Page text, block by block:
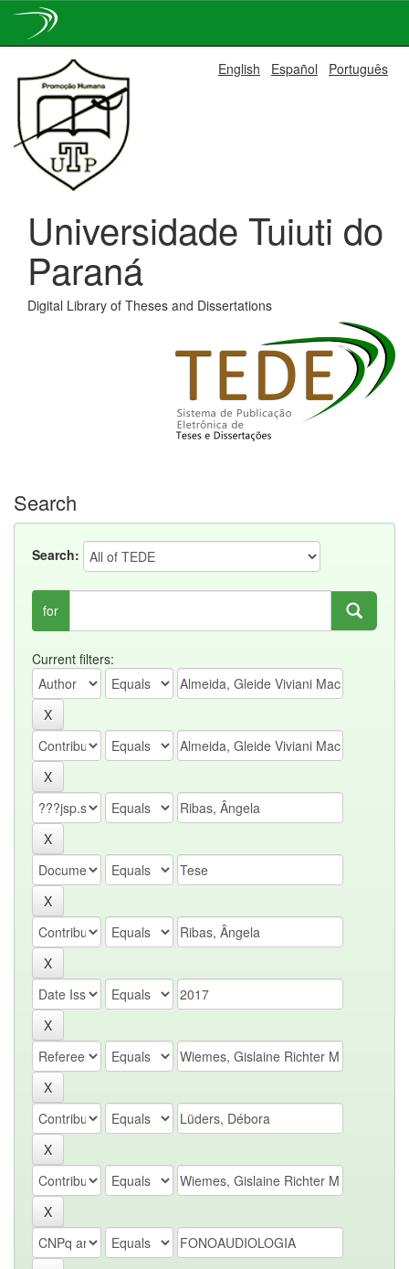
navigation
English Español Português
Universidade Tuiuti do
Paraná
Digital Library of Theses and Dissertations
Search
Search:
for
Current filters: